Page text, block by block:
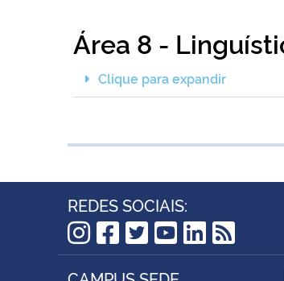
Área 8 -
Clique para expandir
REDES SOCIAIS:
Instagram
Facebook
Twitter
YouTube
LinkedIn
RSS